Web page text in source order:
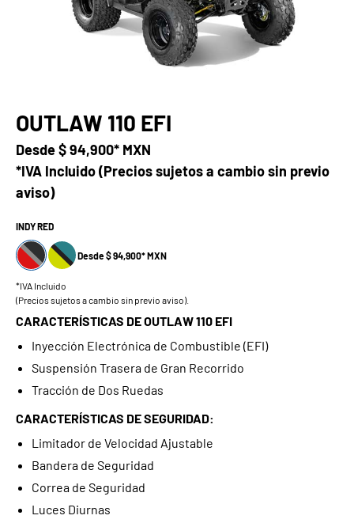
OUTLAW 110 EFI
Desde$ 94,900* MXN
*IVA Incluido (Precios sujetos a cambio sin previo
aviso)
INDY RED
Desde $ 94,900* MXN
*IVA Incluido
(Precios sujetos a cambio sin previo aviso).
CARACTERÍSTICAS DE OUTLAW 110 EFI
Inyección Electrónica de Combustible (EFI)
Suspensión Trasera de Gran Recorrido
Tracción de Dos Ruedas
CARACTERÍSTICAS DE SEGURIDAD:
Limitador de Velocidad Ajustable
Bandera de Seguridad
Correa de Seguridad
Luces Diurnas